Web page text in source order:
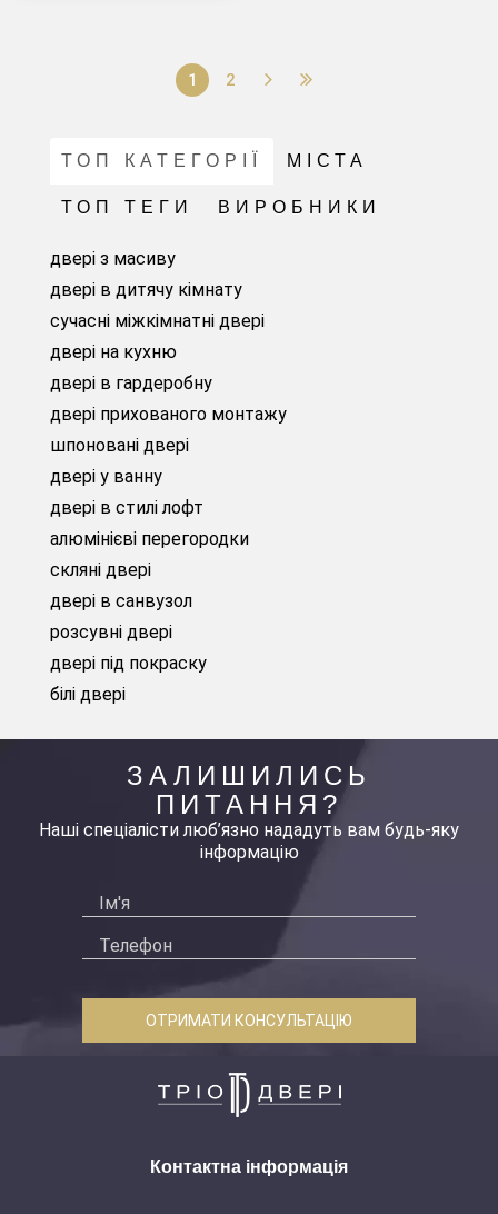
1 2
ТОП КАТЕГОРІЇ МІСТА
ТОП ТЕГИ ВИРОБНИКИ
двері з масиву
двері в дитячу кімнату
сучасні міжкімнатні двері
двері на кухню
двері в гардеробну
двері прихованого монтажу
шпоновані двері
двері у ванну
двері в стилі лофт
алюмінієві перегородки
скляні двері
двері в санвузол
розсувні двері
двері під покраску
білі двері
ЗАЛИШИЛИСЬ
ПИТАННЯ?
Наші спеціалісти люб’язно нададуть вам будь-яку
інформацію
ОТРИМАТИ КОНСУЛЬТАЦІЮ
Контактна інформація